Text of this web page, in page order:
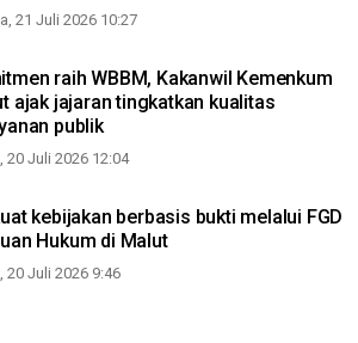
21 Juli 2026 10:27
raih WBBM, Kakanwil Kemenkum
ajak jajaran tingkatkan kualitas
publik
20 Juli 2026 12:04
kebijakan berbasis bukti melalui FGD
Hukum di Malut
20 Juli 2026 9:46